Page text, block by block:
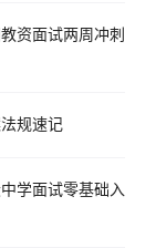
资面试两周冲刺
规速记
学面试零基础入